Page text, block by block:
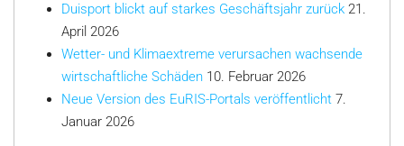
Duisport blickt auf starkes Geschäftsjahr zurück 21.
April 2026
Wetter- und Klimaextreme verursachen wachsende
wirtschaftliche Schäden 10. Februar 2026
Neue Version des EuRIS-Portals veröffentlicht 7.
Januar 2026